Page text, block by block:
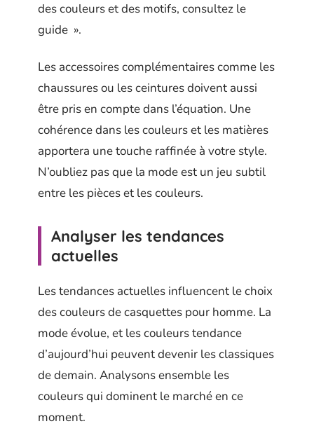
des couleurs et des motifs, consultez le
guide ».
Les accessoires complémentaires comme les
chaussures ou les ceintures doivent aussi
être pris en compte dans l’équation. Une
cohérence dans les couleurs et les matières
apportera une touche raffinée à votre style.
N’oubliez pas que la mode est un jeu subtil
entre les pièces et les couleurs.
Analyser les tendances
actuelles
Les tendances actuelles influencent le choix
des couleurs de casquettes pour homme. La
mode évolue, et les couleurs tendance
d’aujourd’hui peuvent devenir les classiques
de demain. Analysons ensemble les
couleurs qui dominent le marché en ce
moment.